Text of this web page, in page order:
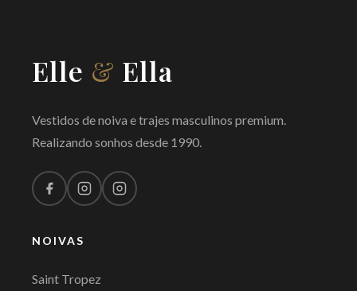
Elle & Ella
Vestidos de noiva e trajes masculinos premium.
Realizando sonhos desde 1990.
NOIVAS
Saint Tropez